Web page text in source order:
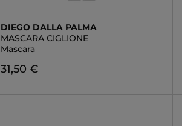
DIEGO DALLA PALMA
MASCARA CIGLIONE
Mascara
31,50 €